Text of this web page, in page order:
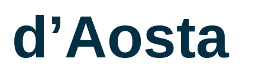
d’Aosta